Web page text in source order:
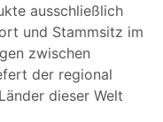
ausschließlich
und Stammsitz im
zwischen
der regional
dieser Welt